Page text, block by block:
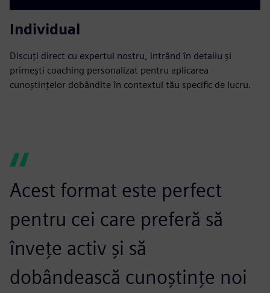
Individual
Discuți direct cu expertul nostru, intrând în detaliu și
primești coaching personalizat pentru aplicarea
cunoștințelor dobândite în contextul tău specific de lucru.
Acest format este perfect
pentru cei care preferă să
învețe activ și să
dobândească cunoștințe noi